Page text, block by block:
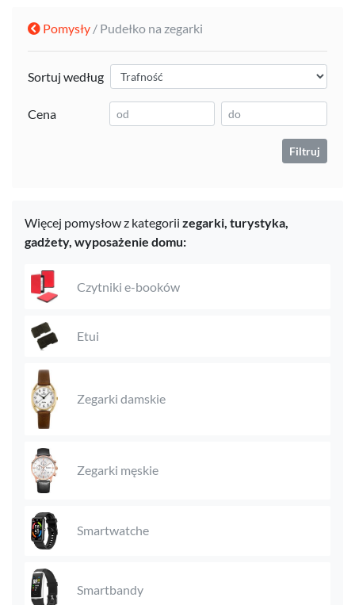
Pomysły / Pudełko na zegarki
Sortuj według
Cena
Filtruj
Więcej pomysłow z kategorii zegarki, turystyka,
gadżety, wyposażenie domu:
Czytniki e-booków
Etui
Zegarki damskie
Zegarki męskie
Smartwatche
Smartbandy